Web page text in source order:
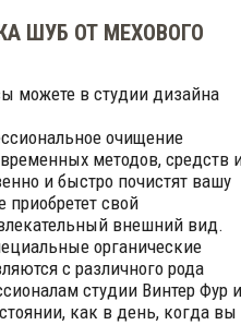
ШУБ ОТ МЕХОВОГО
можете в студии дизайна
очищение
методов, средств
и быстро почистят вашу
приобретет свой
внешний вид.
органические
с различного рода
студии Винтер Фур и
как в день, когда вы